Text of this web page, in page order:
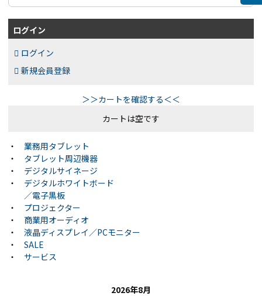
ログイン
ログイン
新規会員登録
＞＞カートを確認する＜＜
カートは空です
・
業務用タブレット
・
タブレット周辺機器
・
デジタルサイネージ
・
デジタルホワイトボード
／電子黒板
・
プロジェクター
・
商業用オーディオ
・
液晶ディスプレイ／PCモニター
・
SALE
・
サービス
2026年8月